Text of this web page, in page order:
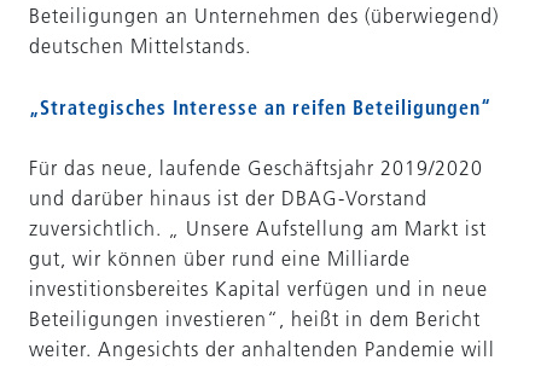
Beteiligungen an Unternehmen des (überwiegend)
deutschen Mittelstands.
„Strategisches Interesse an reifen Beteiligungen“
Für das neue, laufende Geschäftsjahr 2019/2020
und darüber hinaus ist der DBAG-Vorstand
zuversichtlich. „ Unsere Aufstellung am Markt ist
gut, wir können über rund eine Milliarde
investitionsbereites Kapital verfügen und in neue
Beteiligungen investieren“, heißt in dem Bericht
weiter. Angesichts der anhaltenden Pandemie will